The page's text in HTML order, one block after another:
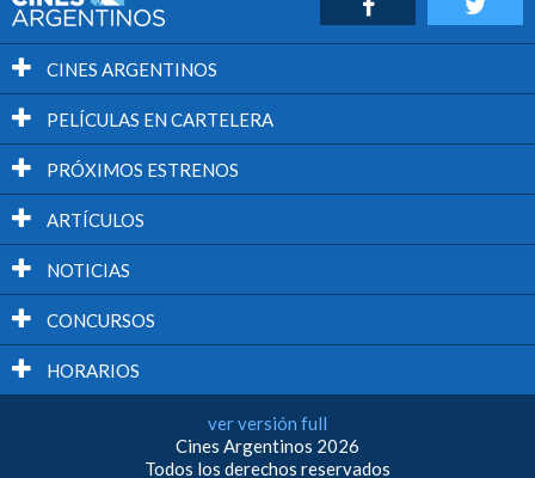
CINES ARGENTINOS
PELÍCULAS EN CARTELERA
PRÓXIMOS ESTRENOS
ARTÍCULOS
NOTICIAS
CONCURSOS
HORARIOS
ver versión full
Cines Argentinos 2026
Todos los derechos reservados